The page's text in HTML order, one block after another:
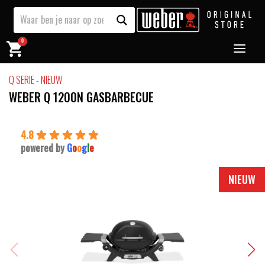
0
Q SERIE - NIEUW
WEBER Q 1200N GASBARBECUE
4.8
powered by Google
NIEUW